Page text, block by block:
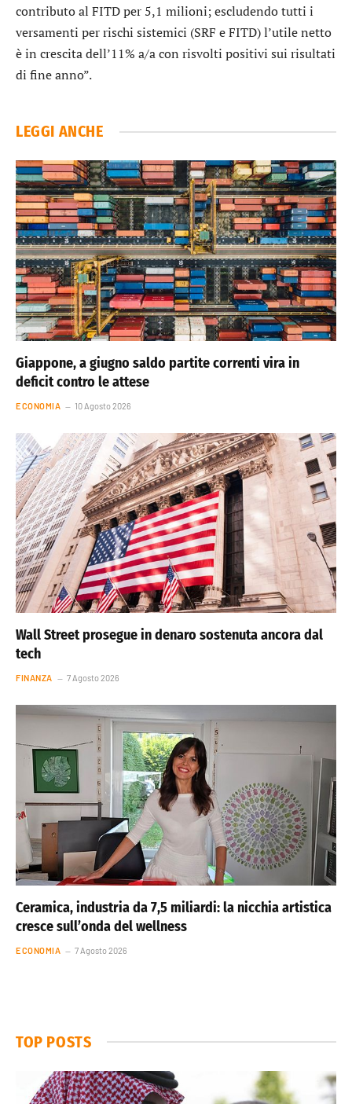
contributo al FITD per 5,1 milioni; escludendo tutti i
versamenti per rischi sistemici (SRF e FITD) l’utile netto
è in crescita dell’11% a/a con risvolti positivi sui risultati
di fine anno”.
LEGGI ANCHE
Giappone, a giugno saldo partite correnti vira in
deficit contro le attese
ECONOMIA 10 Agosto 2026
Wall Street prosegue in denaro sostenuta ancora dal
tech
FINANZA 7 Agosto 2026
Ceramica, industria da 7,5 miliardi: la nicchia artistica
cresce sull’onda del wellness
ECONOMIA 7 Agosto 2026
TOP POSTS